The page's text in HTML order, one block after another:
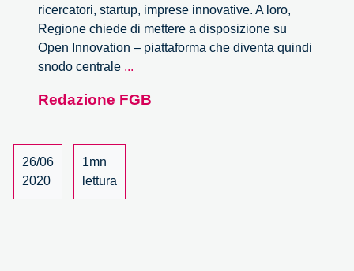
ricercatori, startup, imprese innovative. A loro,
Regione chiede di mettere a disposizione su
Open Innovation – piattaforma che diventa quindi
snodo centrale ...
Lombardia
Redazione FGB
26/06
2020
1mn
lettura